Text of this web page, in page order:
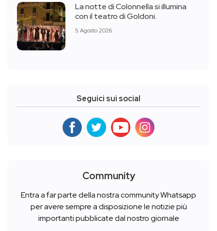
La notte di Colonnella si illumina
con il teatro di Goldoni.
5 Agosto 2026
Seguici sui social
Community
Entra a far parte della nostra community Whatsapp
per avere sempre a disposizione le notizie più
importanti pubblicate dal nostro giornale